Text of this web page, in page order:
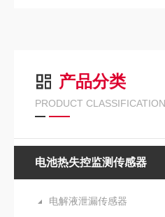
产品分类
PRODUCT CLASSIFICATION
电池热失控监测传感器
电解液泄漏传感器